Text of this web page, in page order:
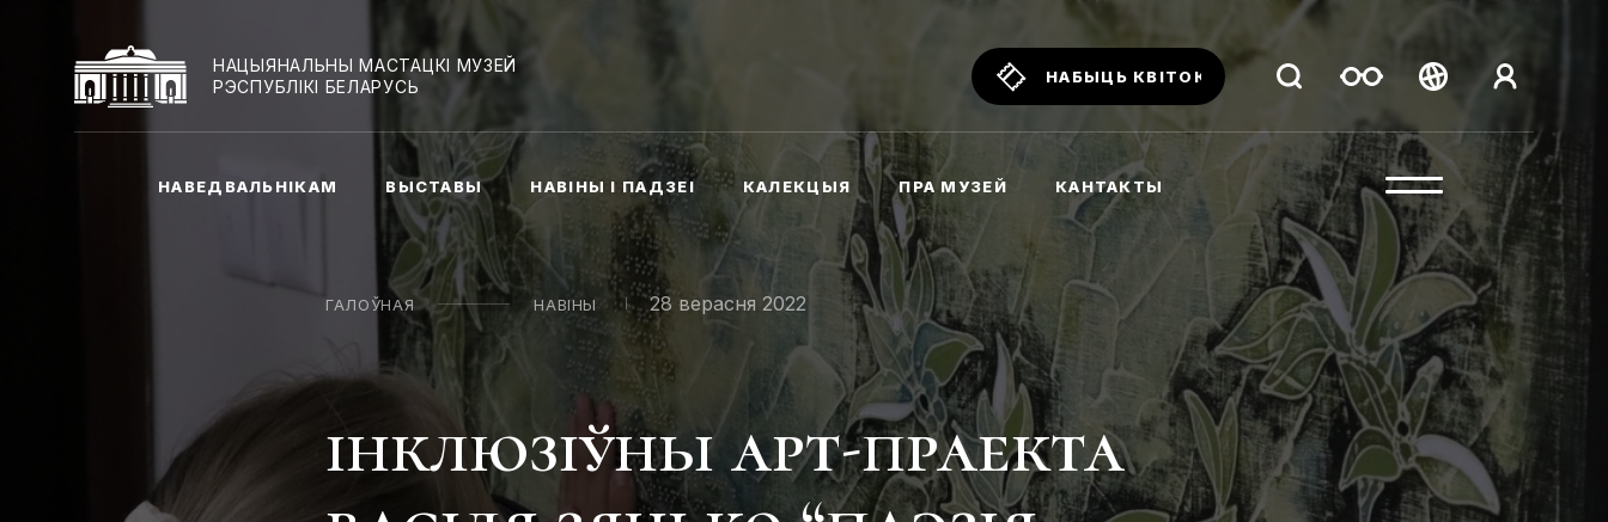
НАЦЫЯНАЛЬНЫ МАСТАЦКІ МУЗЕЙ
РЭСПУБЛІКІ БЕЛАРУСЬ
НАБЫЦЬ КВІТОК
Беларуская
Русский
English
НАВЕДВАЛЬНІКАМ ВЫСТАВЫ НАВІНЫ І ПАДЗЕІ КАЛЕКЦЫЯ ПРА МУЗЕЙ КАНТАКТЫ
ГАЛОЎНАЯ НАВІНЫ 28 верасня 2022
iнклюзіўны арт-праекта